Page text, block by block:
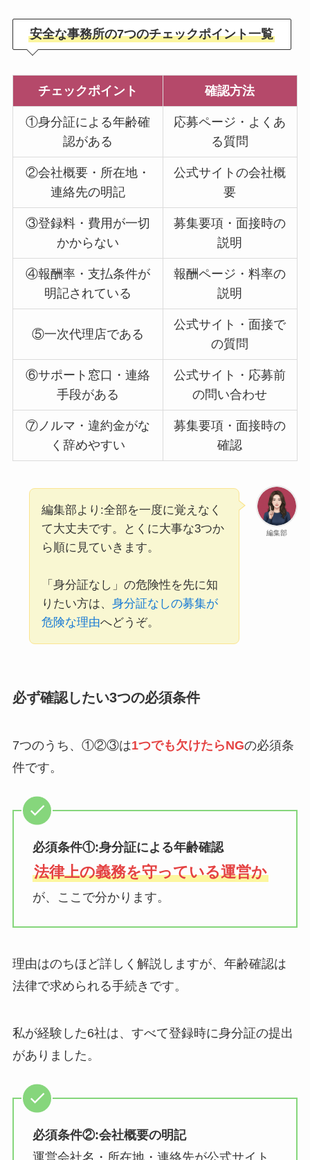
安全な事務所の7つのチェックポイント一覧
チェックポイント 確認方法
①身分証による年齢確
認がある
応募ページ・よくあ
る質問
②会社概要・所在地・
連絡先の明記
公式サイトの会社概
要
③登録料・費用が一切
かからない
募集要項・面接時の
説明
④報酬率・支払条件が
明記されている
報酬ページ・料率の
説明
⑤一次代理店である
公式サイト・面接で
の質問
⑥サポート窓口・連絡
手段がある
公式サイト・応募前
の問い合わせ
⑦ノルマ・違約金がな
く辞めやすい
募集要項・面接時の
確認
編集部
編集部より:全部を一度に覚えなく
て大丈夫です。とくに大事な3つか
ら順に見ていきます。
「身分証なし」の危険性を先に知
りたい方は、 身分証なしの募集が
危険な理由へどうぞ。
必ず確認したい3つの必須条件
7つのうち、①②③は1つでも欠けたらNGの必須条
件です。
必須条件①:身分証による年齢確認
法律上の義務を守っている運営か
が、ここで分かります。
理由はのちほど詳しく解説しますが、年齢確認は
法律で求められる手続きです。
私が経験した6社は、すべて登録時に身分証の提出
がありました。
必須条件②:会社概要の明記
運営会社名・所在地・連絡先が公式サイト